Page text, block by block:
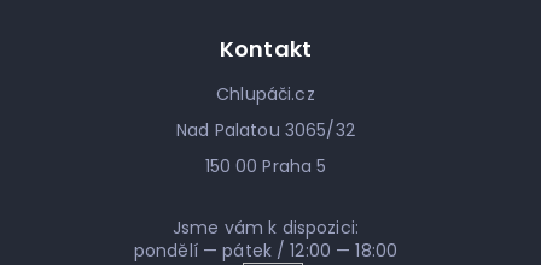
Kontakt
Chlupáči.cz
Nad Palatou 3065/32
150 00 Praha 5
Jsme vám k dispozici:
pondělí — pátek / 12:00 — 18:00